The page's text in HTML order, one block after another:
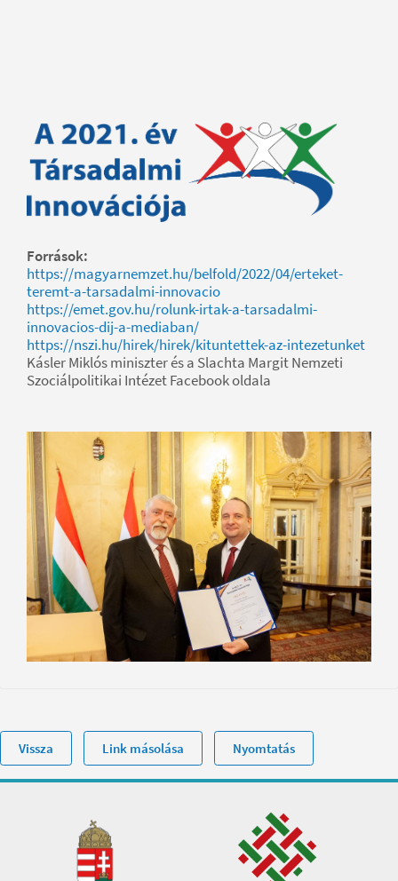
Források:
https://magyarnemzet.hu/belfold/2022/04/erteket-
teremt-a-tarsadalmi-innovacio
https://emet.gov.hu/rolunk-irtak-a-tarsadalmi-
innovacios-dij-a-mediaban/
https://nszi.hu/hirek/hirek/kituntettek-az-intezetunket
Kásler Miklós miniszter és a Slachta Margit Nemzeti
Szociálpolitikai Intézet Facebook oldala
Vissza Link másolása Nyomtatás